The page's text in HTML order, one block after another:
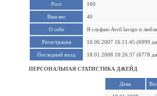
Рост 160
Ваш вес 40
О себе Я слуфаю Avril lavign и
Регистрация 10.06.2007 16:11:45 (6999
Последний вход 18.01.2008 10:26:37 (6778
ПЕРСОНАЛЬНАЯ СТАТИСТИКА ДЖЕЙД
День